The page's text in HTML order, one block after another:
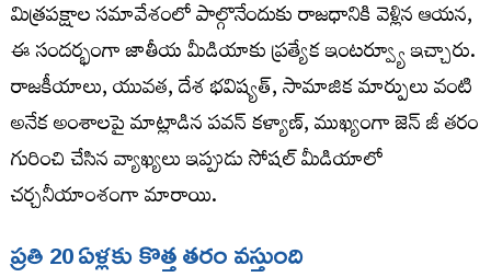
మిత్రపక్షాల సమావేశంలో పాల్గొనేందుకు రాజధానికి వెళ్లిన ఆయన,
ఈ సందర్భంగా జాతీయ మీడియాకు ప్రత్యేక ఇంటర్వ్యూ ఇచ్చారు.
రాజకీయాలు, యువత, దేశ భవిష్యత్, సామాజిక మార్పులు వంటి
అనేక అంశాలపై మాట్లాడిన పవన్ కళ్యాణ్, ముఖ్యంగా జెన్ జీ తరం
గురించి చేసిన వ్యాఖ్యలు ఇప్పుడు సోషల్ మీడియాలో
చర్చనీయాంశంగా మారాయి.
ప్రతి 20 ఏళ్లకు కొత్త తరం వస్తుంది